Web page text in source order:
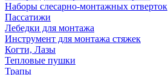
Наборы слесарно-монтажных отверток
Пассатижи
Лебедки для монтажа
Инструмент для монтажа стяжек
Когти, Лазы
Тепловые пушки
Трапы